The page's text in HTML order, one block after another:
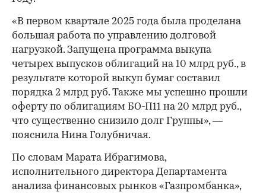
«В первом квартале 2025 года была проделана
большая работа по управлению долговой
нагрузкой. Запущена программа выкупа
четырех выпусков облигаций на 10 млрд руб., в
результате которой выкуп бумаг составил
порядка 2 млрд руб. Также мы успешно прошли
оферту по облигациям БО-П11 на 20 млрд руб.,
что существенно снизило долг Группы», —
пояснила Нина Голубничая.
По словам Марата Ибрагимова,
исполнительного директора Департамента
анализа финансовых рынков «Газпромбанка»,